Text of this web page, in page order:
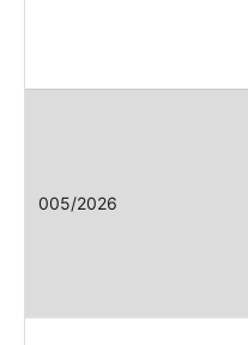
005/2026